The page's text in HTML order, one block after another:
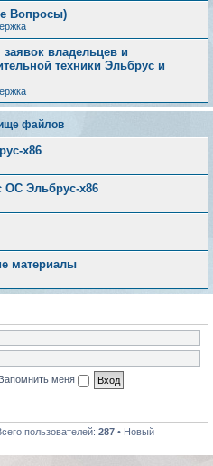
Вопросы)
владельцев и
техники Эльбрус и
файлов
x86
Эльбрус-x86
материалы
меня
пользователей: 287 • Новый